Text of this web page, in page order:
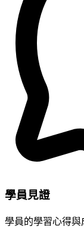
學員見證
學員的學習心得與